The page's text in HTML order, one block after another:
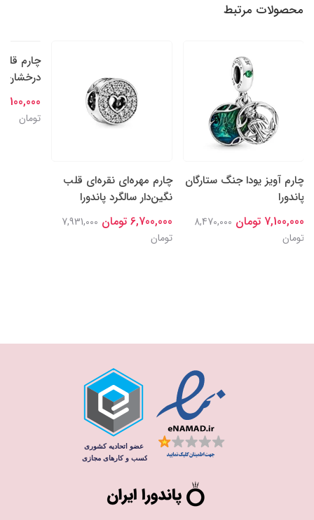
محصولات مرتبط
چارم آویز یودا جنگ ستارگان
پاندورا
7,100,000 تومان
8,470,000
تومان
چارم مهره‌ای نقره‌ای قلب
نگین‌دار سالگرد پاندورا
6,700,000 تومان
7,931,000
تومان